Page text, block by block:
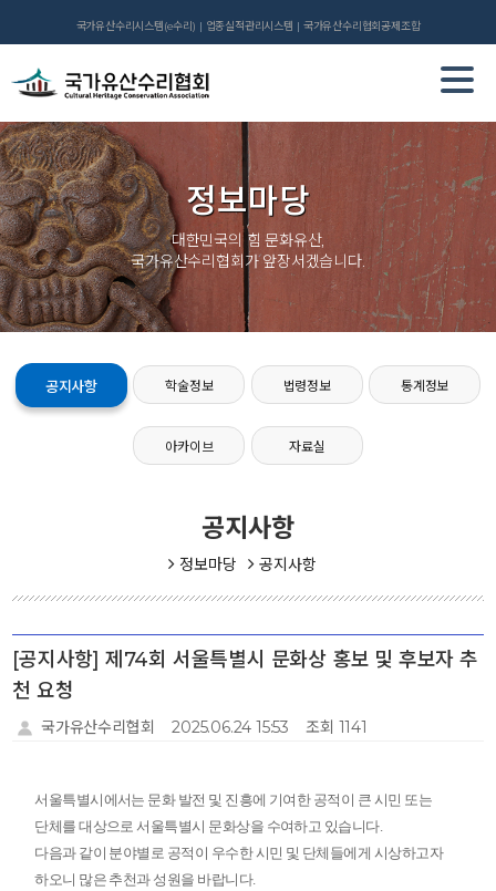
국가유산수리시스템(e수리) 업종실적관리시스템 국가유산수리협회공제조합
정보마당
대한민국의 힘 문화유산,
국가유산수리협회가 앞장서겠습니다.
공지사항 학술정보 법령정보 통계정보
아카이브 자료실
공지사항
정보마당 공지사항
[공지사항] 제74회 서울특별시 문화상 홍보 및 후보자 추
천 요청
국가유산수리협회 2025.06.24 15:53 조회 1141
서울특별시에서는 문화 발전 및 진흥에 기여한 공적이 큰 시민 또는
단체를 대상으로 서울특별시 문화상을 수여하고 있습니다.
다음과 같이 분야별로 공적이 우수한 시민 및 단체들에게 시상하고자
하오니 많은 추천과 성원을 바랍니다.